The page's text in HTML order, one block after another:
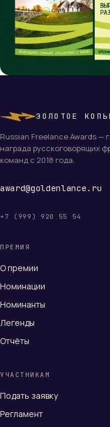
ЗОЛОТОЕ
Russian Freelance Awards —
награда русскоговорящих
команд с 2018 года.
award@goldenlance.ru
+7 (999) 920 55 54
ПРЕМИЯ
О премии
Номинации
Номинанты
Легенды
Отчёты
УЧАСТНИКАМ
Подать заявку
Регламент